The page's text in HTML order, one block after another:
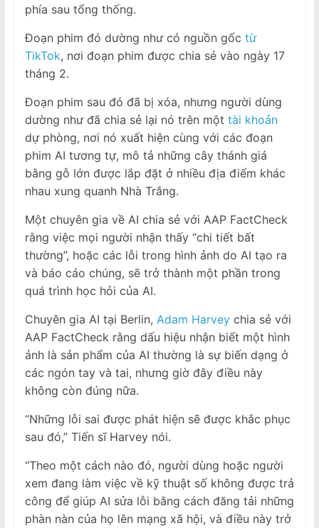
phía sau tổng thống.
Đoạn phim đó dường như có nguồn gốc từ
TikTok, nơi đoạn phim được chia sẻ vào ngày 17
tháng 2.
Đoạn phim sau đó đã bị xóa, nhưng người dùng
dường như đã chia sẻ lại nó trên một tài khoản
dự phòng, nơi nó xuất hiện cùng với các đoạn
phim AI tương tự, mô tả những cây thánh giá
bằng gỗ lớn được lắp đặt ở nhiều địa điểm khác
nhau xung quanh Nhà Trắng.
Một chuyên gia về AI chia sẻ với AAP FactCheck
rằng việc mọi người nhận thấy “chi tiết bất
thường”, hoặc các lỗi trong hình ảnh do AI tạo ra
và báo cáo chúng, sẽ trở thành một phần trong
quá trình học hỏi của AI.
Chuyên gia AI tại Berlin, Adam Harveychia sẻ với
AAP FactCheck rằng dấu hiệu nhận biết một hình
ảnh là sản phẩm của AI thường là sự biến dạng ở
các ngón tay và tai, nhưng giờ đây điều này
không còn đúng nữa.
“Những lỗi sai được phát hiện sẽ được khắc phục
sau đó,” Tiến sĩ Harvey nói.
“Theo một cách nào đó, người dùng hoặc người
xem đang làm việc về kỹ thuật số không được trả
công để giúp AI sửa lỗi bằng cách đăng tải những
phàn nàn của họ lên mạng xã hội, và điều này trở